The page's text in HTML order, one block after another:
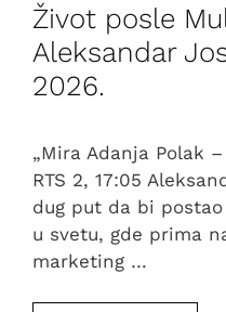
Život posle
Aleksandar
2026.
„Mira Adanja Polak
RTS 2, 17:05
dug put da bi
u svetu, gde prima
marketing …